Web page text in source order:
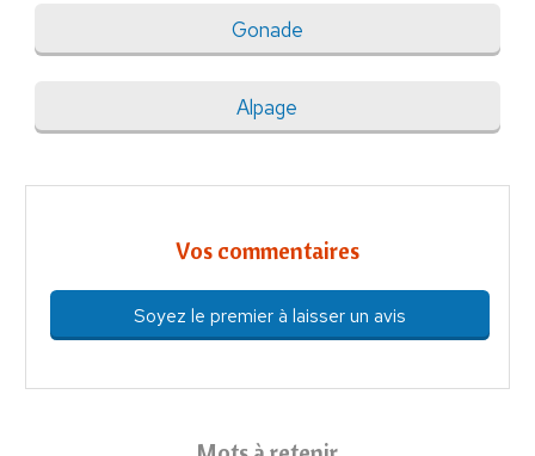
Gonade
Alpage
Vos commentaires
Soyez le premier à laisser un avis